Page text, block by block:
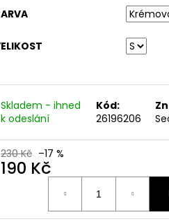
Skladem - ihned
k odeslání
Kód:
26196206
230 Kč –17 %
190 Kč